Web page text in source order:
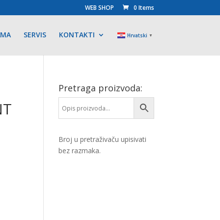
WEB SHOP 0 Items
SERVIS KONTAKTI Hrvatski ▼
Pretraga proizvoda:
Broj u pretraživaču upisivati
bez razmaka.